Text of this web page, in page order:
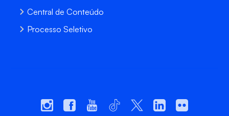
Central de Conteúdo
Processo Seletivo